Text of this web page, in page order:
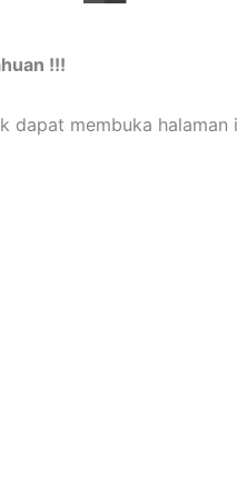
!!!
dapat membuka halaman